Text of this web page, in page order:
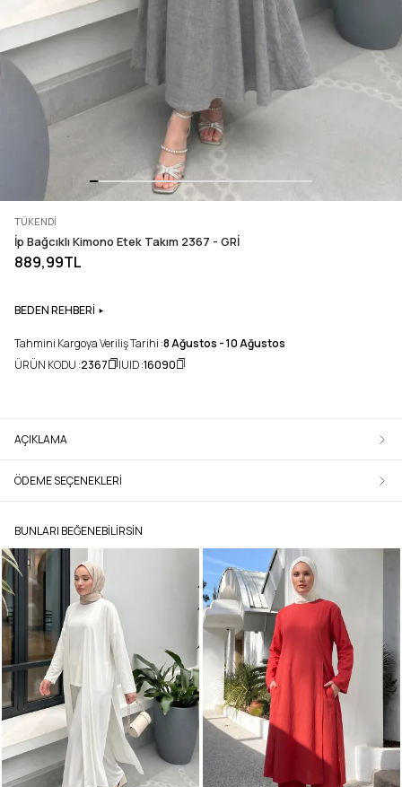
TÜKENDI
İp Bağcıklı Kimono Etek Takım 2367 - GRİ
889,99TL
BEDEN REHBERİ
Tahmini Kargoya Veriliş Tarihi :8 Ağustos - 10 Ağustos
ÜRÜN KODU :2367 UID :16090
AÇIKLAMA
ÖDEME SEÇENEKLERI
BUNLARI BEĞENEBILIRSIN